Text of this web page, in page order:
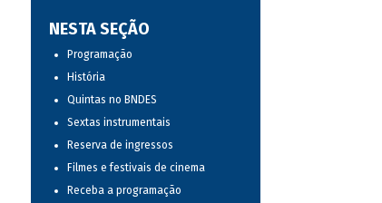
NESTA SEÇÃO
Programação
História
Quintas no BNDES
Sextas instrumentais
Reserva de ingressos
Filmes e festivais de cinema
Receba a programação